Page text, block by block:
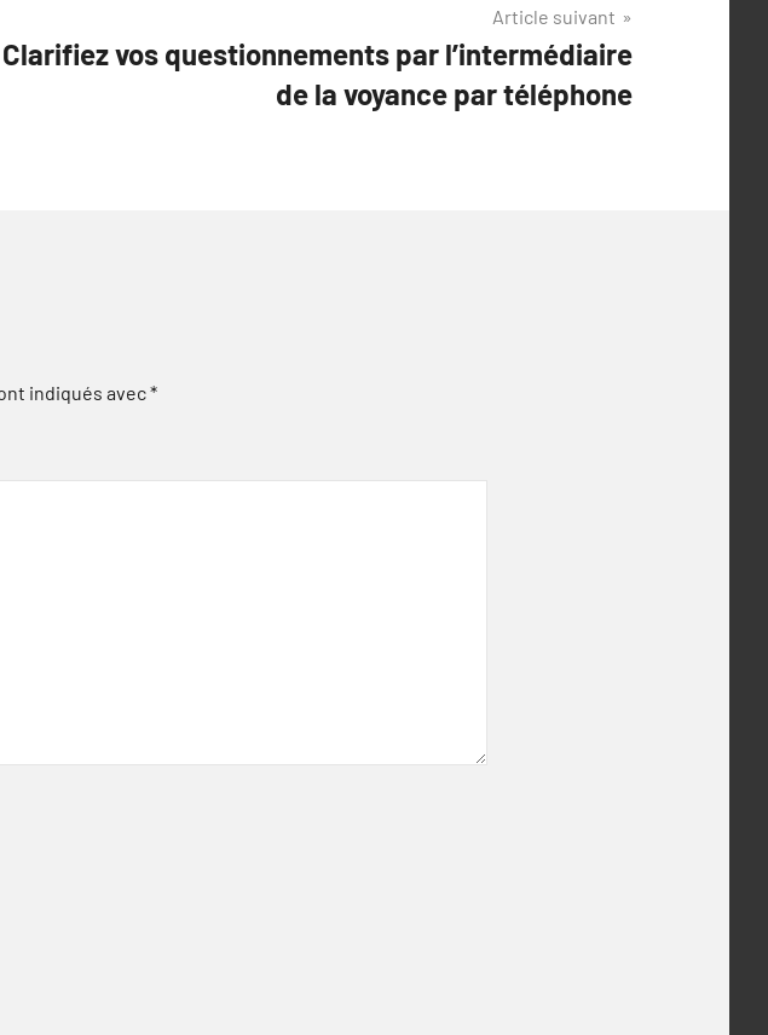
Article suivant
Clarifiez vos questionnements par l’intermédiaire
de la voyance par téléphone
indiqués avec*